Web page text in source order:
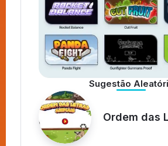
Sugestão
Ordem das